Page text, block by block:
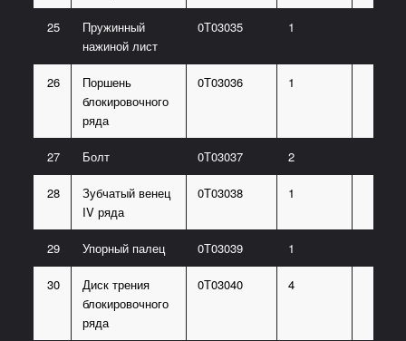
25
Пружинный
нажиной лист
0Т03035 1
26
Поршень
блокировочного
ряда
0Т03036 1
27 Болт 0Т03037 2
28
Зубчатый венец
IV ряда
0Т03038 1
29 Упорный палец 0Т03039 1
30
Диск трения
блокировочного
ряда
0Т03040 4